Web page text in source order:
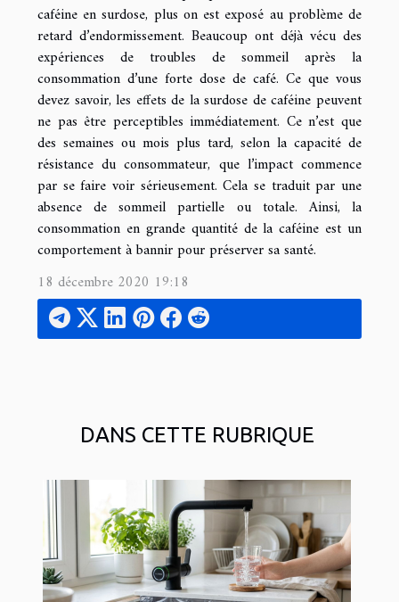
caféine en surdose, plus on est exposé au problème de
retard d’endormissement. Beaucoup ont déjà vécu des
expériences de troubles de sommeil après la
consommation d’une forte dose de café. Ce que vous
devez savoir, les effets de la surdose de caféine peuvent
ne pas être perceptibles immédiatement. Ce n’est que
des semaines ou mois plus tard, selon la capacité de
résistance du consommateur, que l’impact commence
par se faire voir sérieusement. Cela se traduit par une
absence de sommeil partielle ou totale. Ainsi, la
consommation en grande quantité de la caféine est un
comportement à bannir pour préserver sa santé.
18 décembre 2020 19:18
DANS CETTE RUBRIQUE